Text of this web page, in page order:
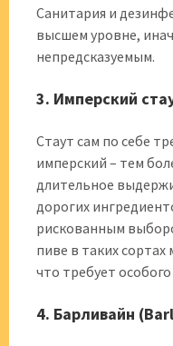
Санитария и
высшем уровне,
непредсказуемым.
3. Имперский
Стаут сам по себе
имперский – тем
длительное
дорогих
рискованным
пиве в таких
что требует
4. Барливайн